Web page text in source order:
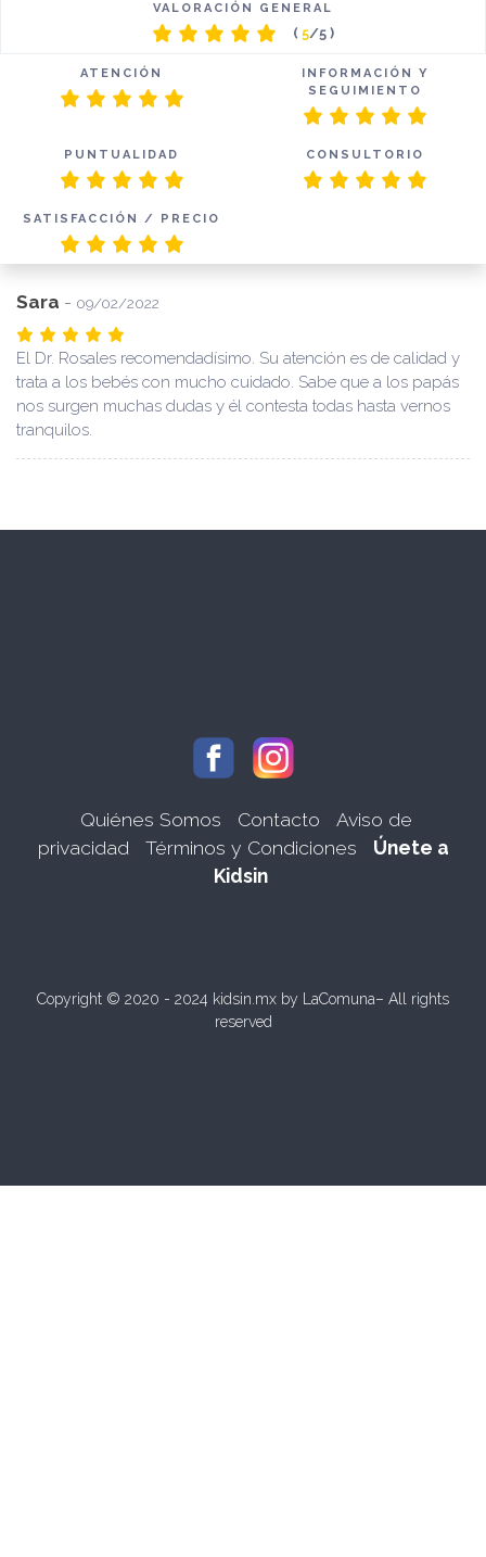
VALORACIÓN GENERAL
( 5/5 )
ATENCIÓN
INFORMACIÓN Y
SEGUIMIENTO
PUNTUALIDAD CONSULTORIO
SATISFACCIÓN / PRECIO
Sara - 09/02/2022
El Dr. Rosales recomendadísimo. Su atención es de calidad y
trata a los bebés con mucho cuidado. Sabe que a los papás
nos surgen muchas dudas y él contesta todas hasta vernos
tranquilos.
Quiénes Somos Contacto
Aviso de
privacidad
Términos y Condiciones
Únete a
Kidsin
Copyright © 2020 - 2024 kidsin.mx by LaComuna– All rights
reserved